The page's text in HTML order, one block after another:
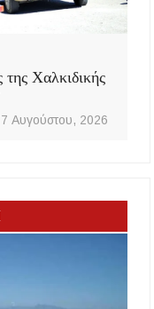
της Χαλκιδικής
7 Αυγούστου, 2026